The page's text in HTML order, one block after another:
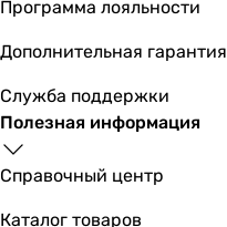
Программа лояльности
Дополнительная гарантия
Служба поддержки
Полезная информация
Справочный центр
Каталог товаров